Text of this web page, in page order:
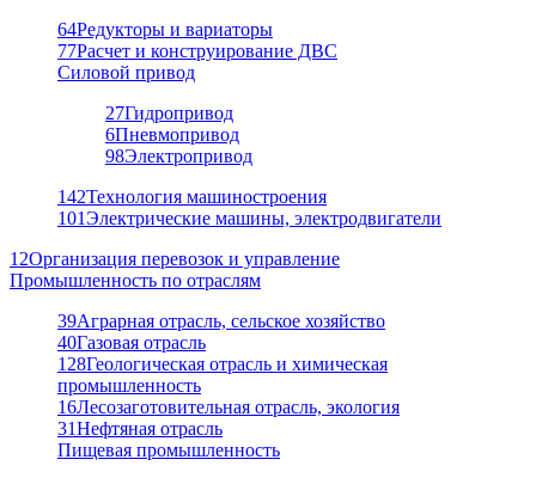
64Редукторы и вариаторы
77Расчет и конструирование ДВС
Силовой привод
27Гидропривод
6Пневмопривод
98Электропривод
142Технология машиностроения
101Электрические машины, электродвигатели
12Организация перевозок и управление
Промышленность по отраслям
39Аграрная отрасль, сельское хозяйство
40Газовая отрасль
128Геологическая отрасль и химическая
промышленность
16Лесозаготовительная отрасль, экология
31Нефтяная отрасль
Пищевая промышленность